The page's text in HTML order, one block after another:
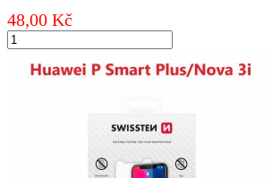
množství
48,00 Kč
OCHRANNÉ
TEMPEROVANÉ
SKLO